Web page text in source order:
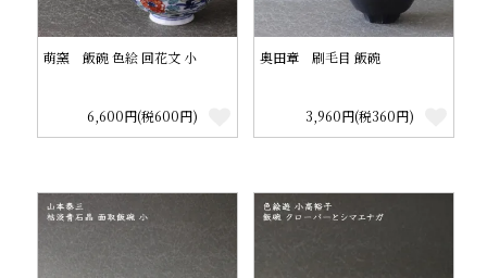
萌窯 飯碗 色絵 回花文 小
6,600円(税600円)
奥田章 刷毛目 飯碗
3,960円(税360円)